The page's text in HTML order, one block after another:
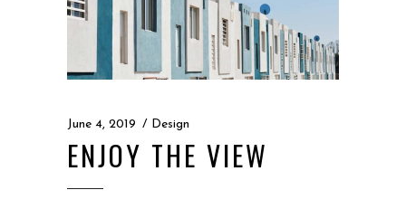
June 4, 2019 Design
ENJOY THE VIEW